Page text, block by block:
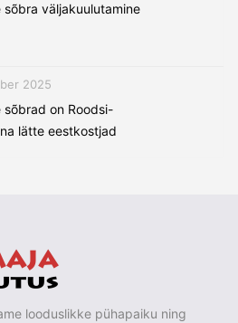
sõbra väljakuulutamine
2025
sõbrad on Roodsi-
lätte eestkostjad
looduslikke pühapaiku ning